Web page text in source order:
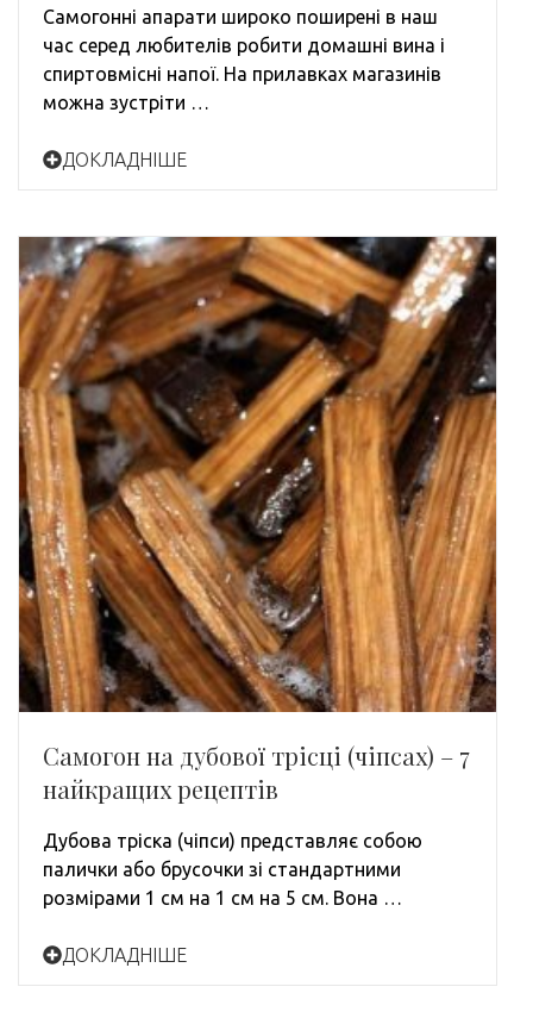
Самогонні апарати широко поширені в наш
час серед любителів робити домашні вина і
спиртовмісні напої. На прилавках магазинів
можна зустріти …
ДОКЛАДНІШЕ
Самогон на дубової трісці (чіпсах) – 7
найкращих рецептів
Дубова тріска (чіпси) представляє собою
палички або брусочки зі стандартними
розмірами 1 см на 1 см на 5 см. Вона …
ДОКЛАДНІШЕ